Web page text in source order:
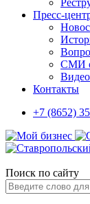
Пресс-
СМИ
Видео
Контакты
+7 (8652)
Поиск по сайту